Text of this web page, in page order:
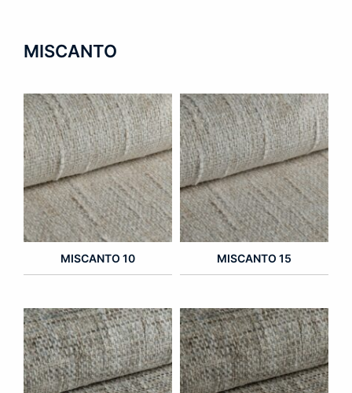
MISCANTO
MISCANTO 10 MISCANTO 15